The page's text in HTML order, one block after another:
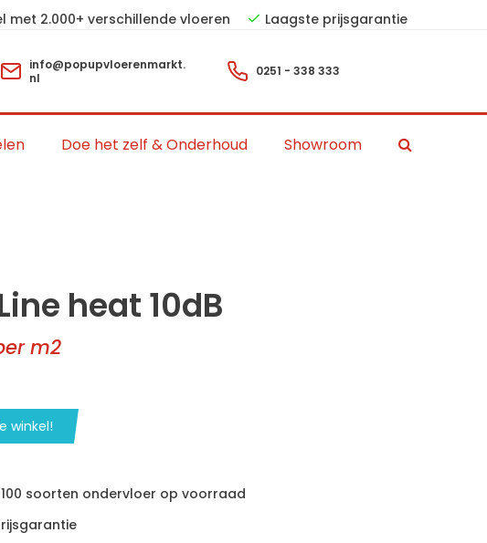
met 2.000+ verschillende vloeren Laagste prijsgarantie
info@popupvloerenmarkt.
nl
0251 - 338 333
Doe het zelf & Onderhoud Showroom
heat 10dB
m2
winkel!
soorten ondervloer op voorraad